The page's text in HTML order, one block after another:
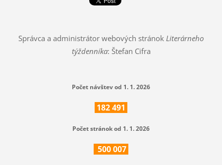
Správca a administrátor webových stránok Literárneho
týždenníka: Štefan Cifra
Počet návštev od 1. 1. 2026
182491
Počet stránok od 1. 1. 2026
500007